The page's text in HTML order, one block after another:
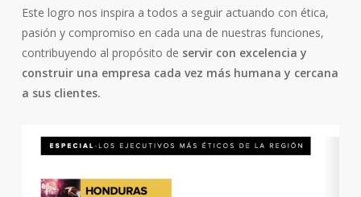
Este logro nos inspira a todos a seguir actuando con ética,
pasión y compromiso en cada una de nuestras funciones,
contribuyendo al propósito de servir con excelencia y
construir una empresa cada vez más humana y cercana
a sus clientes.